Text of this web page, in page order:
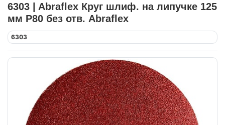
6303 | Abraflex Круг шлиф. на липучке 125
мм P80 без отв. Abraflex
6303